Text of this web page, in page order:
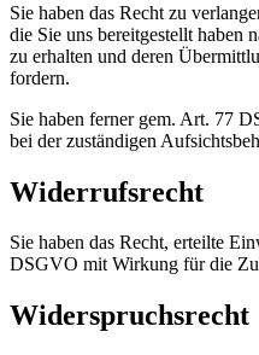
Sie haben das Recht zu
die Sie uns bereitgestellt haben
zu erhalten und deren
fordern.
Sie haben ferner gem. Art. 77
bei der zuständigen
Widerrufsrecht
Sie haben das Recht, erteilte
DSGVO mit Wirkung für die
Widerspruchsrecht